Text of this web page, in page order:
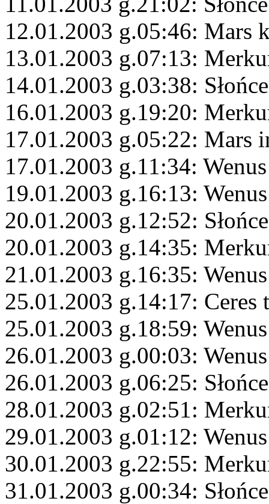
12.01.2003 g.05:46: Mars
13.01.2003 g.07:13:
14.01.2003 g.03:38:
16.01.2003 g.19:20:
17.01.2003 g.05:22: Mars
17.01.2003 g.11:34:
19.01.2003 g.16:13:
20.01.2003 g.12:52:
20.01.2003 g.14:35:
21.01.2003 g.16:35:
25.01.2003 g.14:17: Ceres
25.01.2003 g.18:59:
26.01.2003 g.00:03:
26.01.2003 g.06:25:
28.01.2003 g.02:51:
29.01.2003 g.01:12:
30.01.2003 g.22:55:
31.01.2003 g.00:34: